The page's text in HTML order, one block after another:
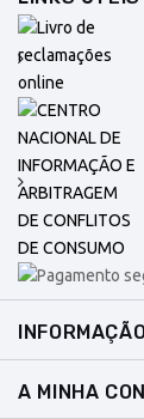
A MINHA